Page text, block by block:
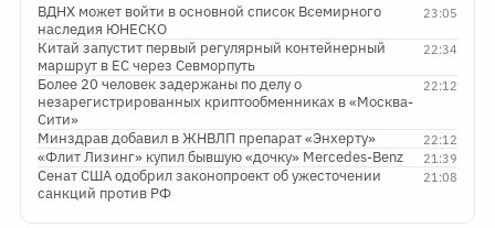
23:05
ВДНХ может войти в основной список Всемирного
наследия ЮНЕСКО
22:34
Китай запустит первый регулярный контейнерный
маршрут в ЕС через Севморпуть
22:12
Более 20 человек задержаны по делу о
незарегистрированных криптообменниках в «Москва-
Сити»
22:12
Минздрав добавил в ЖНВЛП препарат «Энхерту»
21:39
«Флит Лизинг» купил бывшую «дочку» Mercedes-Benz
21:08
Сенат США одобрил законопроект об ужесточении
санкций против РФ